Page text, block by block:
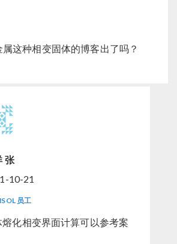
这种相变固体的博客出了吗？
张
10-21
员工
熔化相变界面计算可以参考案